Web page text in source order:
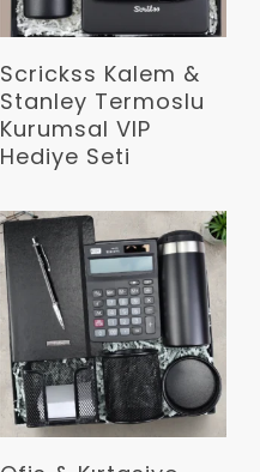
Devamını Oku
Scrickss Kalem &
Stanley Termoslu
Kurumsal VIP
Hediye Seti
Devamını Oku